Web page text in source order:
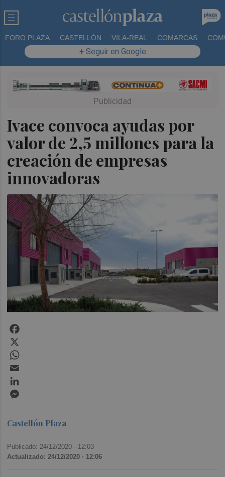
FORO PLAZA CASTELLÓN VILA-REAL COMARCAS
+ Seguir en Google
Ivace convoca ayudas por
valor de 2,5 millones para la
creación de empresas
innovadoras
Castellón Plaza
Publicado: 24/12/2020 · 12:03
Actualizado: 24/12/2020 · 12:06